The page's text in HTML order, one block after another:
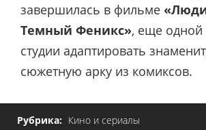
завершилась в фильме
Темный Феникс», еще одной
студии адаптировать
сюжетную арку из комиксов.
Рубрика: Кино и сериалы